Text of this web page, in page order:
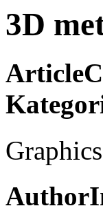
3D
Graphics